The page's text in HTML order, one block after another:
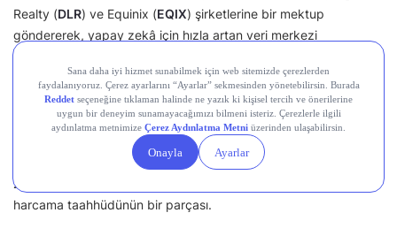
Realty (DLR) ve Equinix (EQIX) şirketlerine bir mektup
göndererek, yapay zekâ için hızla artan veri merkezi
yatırımlarının elektrik maliyetlerine etkisi konusunda endişelerini
dile getirdi ve açıklama talep etti.
Bu ayın başında Microsoft, Michigan eyaletinin Lowell
kasabasında 237 dönümlük bir araziye yeni bir veri merkezi
kurmayı önerdi. Bu yatırım, şirketin 2026 mali yılında yapay
zekâ ve bulut talebini karşılamak için 80 milyar doların üzerinde
harcama taahhüdünün bir parçası.